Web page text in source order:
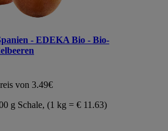
- EDEKA Bio - Bio-
von 3.49€
g Schale, (1 kg = € 11.63)